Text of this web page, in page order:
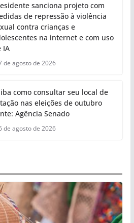
sanciona projeto com
de repressão à violência
contra crianças e
na internet e com uso
IA
de agosto de 2026
como consultar seu local de
nas eleições de outubro
Agência Senado
de agosto de 2026